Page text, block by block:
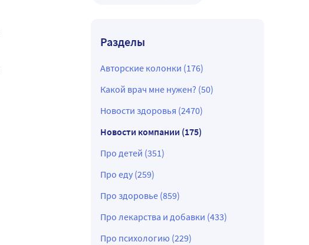
Разделы
Авторские колонки (176)
Какой врач мне нужен? (50)
Новости здоровья (2470)
Новости компании (175)
Про детей (351)
Про еду (259)
Про здоровье (859)
Про лекарства и добавки (433)
Про психологию (229)